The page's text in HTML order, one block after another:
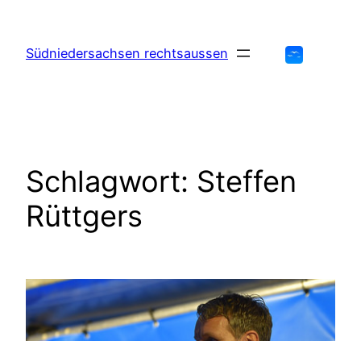
springen
Südniedersachsen rechtsaussen
Schlagwort: Steffen
Rüttgers